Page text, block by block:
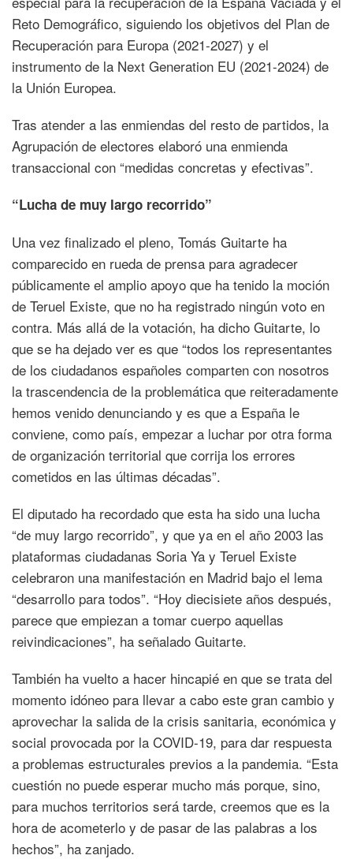
Reto Demográfico, siguiendo los objetivos del Plan de
Recuperación para Europa (2021-2027) y el
instrumento de la Next Generation EU (2021-2024) de
la Unión Europea.
Tras atender a las enmiendas del resto de partidos, la
Agrupación de electores elaboró una enmienda
transaccional con “medidas concretas y efectivas”.
“Lucha de muy largo recorrido”
Una vez finalizado el pleno, Tomás Guitarte ha
comparecido en rueda de prensa para agradecer
públicamente el amplio apoyo que ha tenido la moción
de Teruel Existe, que no ha registrado ningún voto en
contra. Más allá de la votación, ha dicho Guitarte, lo
que se ha dejado ver es que “todos los representantes
de los ciudadanos españoles comparten con nosotros
la trascendencia de la problemática que reiteradamente
hemos venido denunciando y es que a España le
conviene, como país, empezar a luchar por otra forma
de organización territorial que corrija los errores
cometidos en las últimas décadas”.
El diputado ha recordado que esta ha sido una lucha
“de muy largo recorrido”, y que ya en el año 2003 las
plataformas ciudadanas Soria Ya y Teruel Existe
celebraron una manifestación en Madrid bajo el lema
“desarrollo para todos”. “Hoy diecisiete años después,
parece que empiezan a tomar cuerpo aquellas
reivindicaciones”, ha señalado Guitarte.
También ha vuelto a hacer hincapié en que se trata del
momento idóneo para llevar a cabo este gran cambio y
aprovechar la salida de la crisis sanitaria, económica y
social provocada por la COVID-19, para dar respuesta
a problemas estructurales previos a la pandemia. “Esta
cuestión no puede esperar mucho más porque, sino,
para muchos territorios será tarde, creemos que es la
hora de acometerlo y de pasar de las palabras a los
hechos”, ha zanjado.